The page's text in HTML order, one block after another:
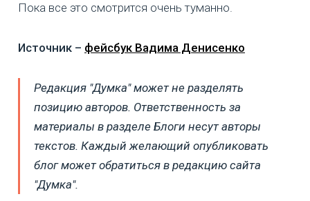
Пока все это смотрится очень туманно.
Источник – фейсбук Вадима Денисенко
Редакция "Думка" может не разделять
позицию авторов. Ответственность за
материалы в разделе Блоги несут авторы
текстов. Каждый желающий опубликовать
блог может обратиться в редакцию сайта
"Думка".